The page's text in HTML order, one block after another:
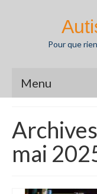
Pour que
Menu
Agenda
L’autisme
Nos missions
mai